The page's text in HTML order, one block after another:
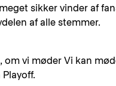
sikker vinder af
af alle stemmer.
om vi møder Vi kan